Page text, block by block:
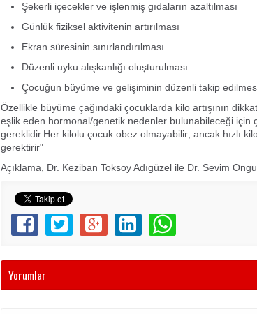
Şekerli içecekler ve işlenmiş gıdaların azaltılması
Günlük fiziksel aktivitenin artırılması
Ekran süresinin sınırlandırılması
Düzenli uyku alışkanlığı oluşturulması
Çocuğun büyüme ve gelişiminin düzenli takip
Özellikle büyüme çağındaki çocuklarda kilo artışının
eşlik eden hormonal/genetik nedenler bulunabileceği için
gereklidir.Her kilolu çocuk obez olmayabilir; ancak hızlı
gerektirir"
Açıklama, Dr. Keziban Toksoy Adıgüzel ile Dr. Sevim
Yorumlar